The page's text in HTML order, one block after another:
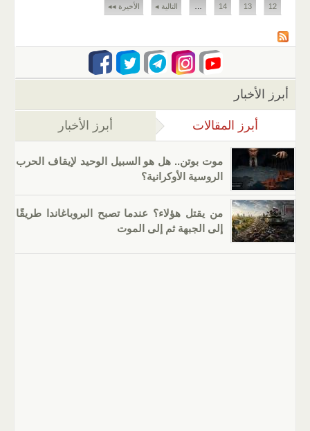
12
13
14 التالية ◂ الأخيرة ◂◂
أبرز الأخبار
أبرز المقالات (علامة التبويب النشطة)
أبرز الأخبار
موت بوتن.. هل هو السبيل الوحيد لإيقاف الحرب
الروسية الأوكرانية؟
من يقتل هؤلاء؟ عندما تصبح البروباغاندا طريقًا
إلى الجبهة ثم إلى الموت